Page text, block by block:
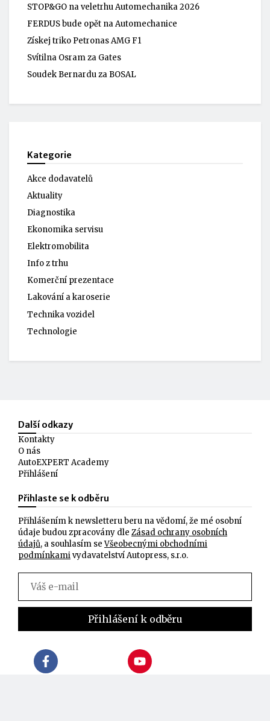
STOP&GO na veletrhu Automechanika 2026
FERDUS bude opět na Automechanice
Získej triko Petronas AMG F1
Svítilna Osram za Gates
Soudek Bernardu za BOSAL
Kategorie
Akce dodavatelů
Aktuality
Diagnostika
Ekonomika servisu
Elektromobilita
Info z trhu
Komerční prezentace
Lakování a karoserie
Technika vozidel
Technologie
Další odkazy
Kontakty
O nás
AutoEXPERT Academy
Přihlášení
Přihlaste se k odběru
Přihlášením k newsletteru beru na vědomí, že mé osobní
údaje budou zpracovány dle Zásad ochrany osobních
údajů, a souhlasím seVšeobecnými obchodními
podmínkamivydavatelství Autopress, s.r.o.